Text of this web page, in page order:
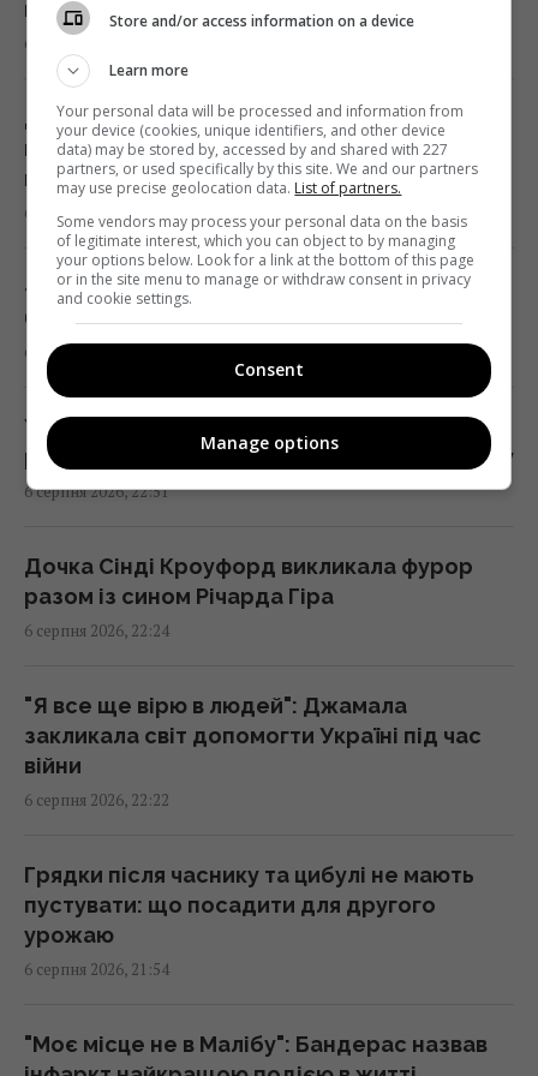
ракета CM-70 з Канади, - ЗМІ
21:42 четвер, 06 серпня 2026
Чим Україна може знищувати "Іскандери":
експерти назвали єдиний реальний варіант
21:24 четвер, 06 серпня 2026
Частина ракети SpaceX розбилася об
Місяць: вчені розповіли про побачене в
телескоп
20:58 четвер, 06 серпня 2026
Китай оточив пустелю деревами: через
роки вона почала поглинати більше CO₂
20:52 четвер, 06 серпня 2026
"Стародавній" римський театр, популярний
серед туристів, виявився підробкою
20:49 четвер, 06 серпня 2026
Ці знаки на долоні є не у всіх: що вони
означають
завданням, - Business Insider
20:18 четвер, 06 серпня 2026
не вірить
відкараскався від її сина-невдахи
6 серпня 2026, 23:26
Досвідчені туристи завжди кладуть у
валізу шапочку для душу: ось навіщо вона
потрібна
6 серпня 2026, 23:03
«Їй було всього 26»: померла популярна
блогерка, яка надихала мільйони
6 серпня 2026, 22:53
Україна може отримати новий захист від
ракет РФ: Сікорський зробив важливу заяву
6 серпня 2026, 22:51
Дочка Сінді Кроуфорд викликала фурор
разом із сином Річарда Гіра
6 серпня 2026, 22:24
"Я все ще вірю в людей": Джамала
закликала світ допомогти Україні під час
війни
6 серпня 2026, 22:22
Грядки після часнику та цибулі не мають
пустувати: що посадити для другого
урожаю
6 серпня 2026, 21:54
"Моє місце не в Малібу": Бандерас назвав
Store and/or access information on a device
Learn more
Your personal data will be processed and information from
your device (cookies, unique identifiers, and other device
data) may be stored by, accessed by and shared with 227
partners, or used specifically by this site. We and our partners
may use precise geolocation data. List of partners.
Some vendors may process your personal data on the basis
of legitimate interest, which you can object to by managing
your options below. Look for a link at the bottom of this page
or in the site menu to manage or withdraw consent in privacy
and cookie settings.
Consent
Manage options